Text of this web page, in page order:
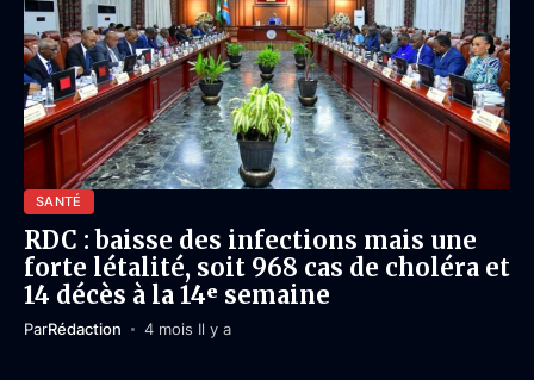
SANTÉ
RDC : baisse des infections mais une
forte létalité, soit 968 cas de choléra et
14 décès à la 14ᵉ semaine
ParRédaction 4 mois Il y a